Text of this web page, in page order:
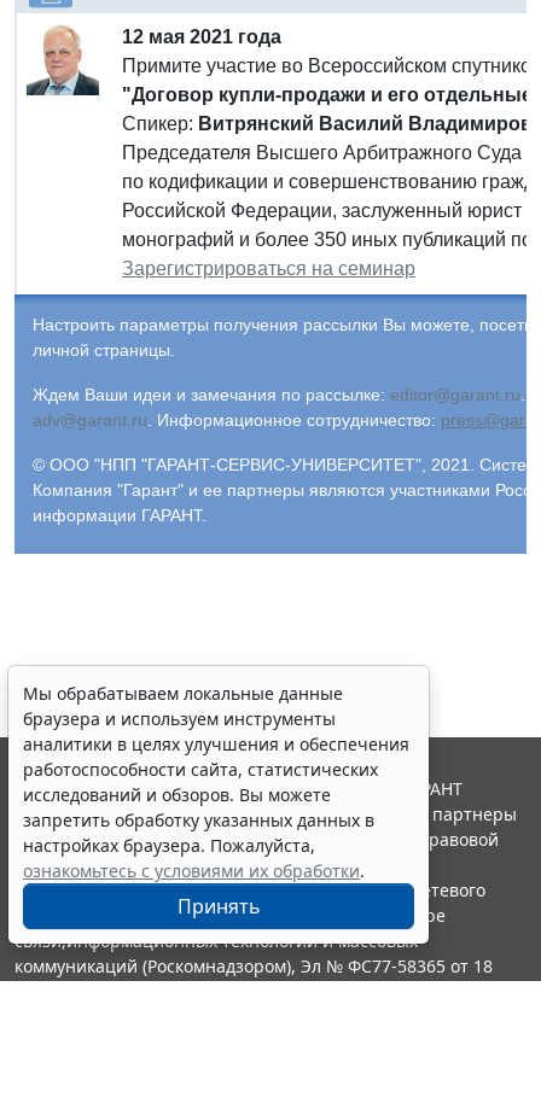
12 мая 2021 года
Примите участие во Всероссийском
"Договор купли-продажи и его
Спикер: Витрянский Василий
Председателя Высшего Арбитражного Суда
по кодификации и совершенствованию
Российской Федерации, заслуженный юрист
монографий и более 350 иных публикаций по
Зарегистрироваться на семинар
Настроить параметры получения рассылки Вы можете,
личной страницы.
Ждем Ваши идеи и замечания по рассылке: editor@garant.ru.
adv@garant.ru. Информационное сотрудничество:
© ООО "НПП "ГАРАНТ-СЕРВИС-УНИВЕРСИТЕТ", 2021. Система
Компания "Гарант" и ее партнеры являются участниками
информации ГАРАНТ.
Мы обрабатываем локальные данные
браузера и используем инструменты
аналитики в целях улучшения и обеспечения
работоспособности сайта, статистических
исследований и обзоров. Вы можете
запретить обработку указанных данных в
настройках браузера. Пожалуйста,
ознакомьтесь с условиями их обработки.
Принять
© ООО "НПП "ГАРАНТ-СЕРВИС", 2026. Система ГАРАНТ
выпускается с 1990 года. Компания "Гарант" и ее партнеры
являются участниками Российской ассоциации правовой
информации ГАРАНТ.
Портал ГАРАНТ.РУ зарегистрирован в качестве сетевого
издания Федеральной службой по надзору в сфере
связи,информационных технологий и массовых
коммуникаций (Роскомнадзором), Эл № ФС77-58365 от 18